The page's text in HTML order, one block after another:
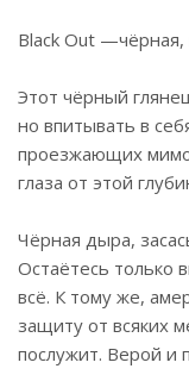
Black Out —чёрная,
Этот чёрный
но впитывать в
проезжающих
глаза от этой
Чёрная дыра,
Остаётесь только
всё. К тому же,
защиту от всяких
послужит. Верой и